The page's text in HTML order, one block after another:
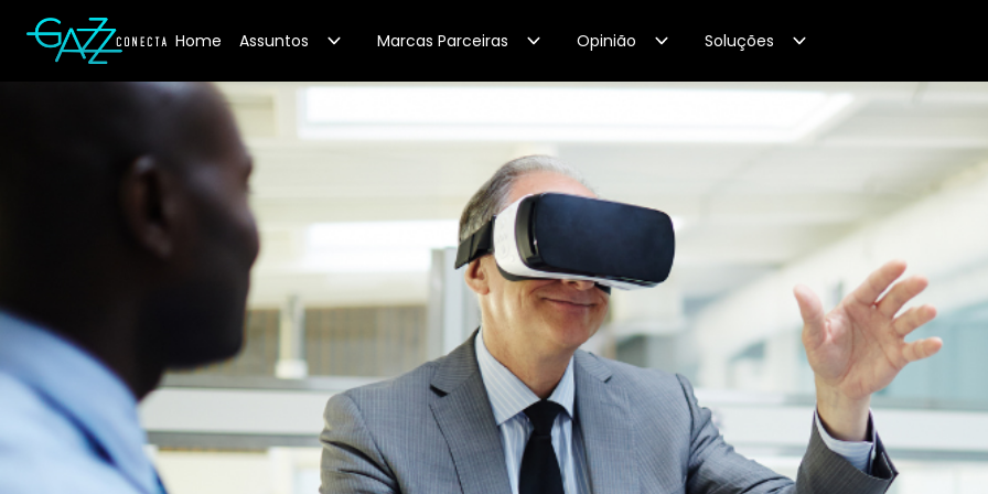
Your Company Home Assuntos Marcas Parceiras Opinião Soluções